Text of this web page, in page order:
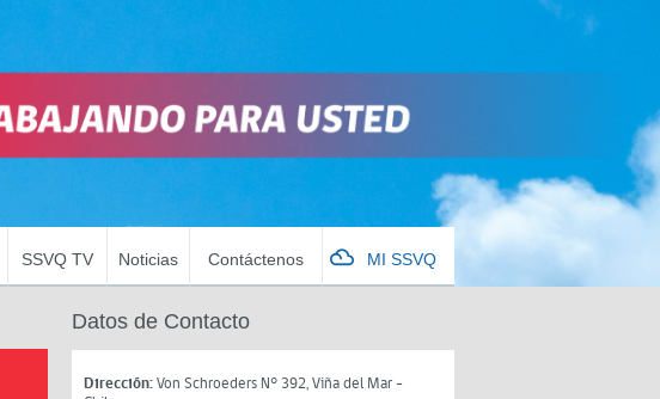
SSVQ TV Noticias Contáctenos MI SSVQ
Datos de Contacto
Dirección:Von Schroeders N° 392, Viña del Mar -